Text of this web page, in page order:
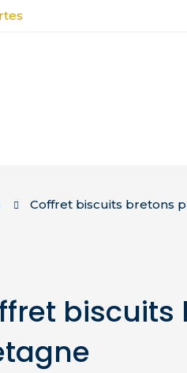
Coffret biscuits bretons